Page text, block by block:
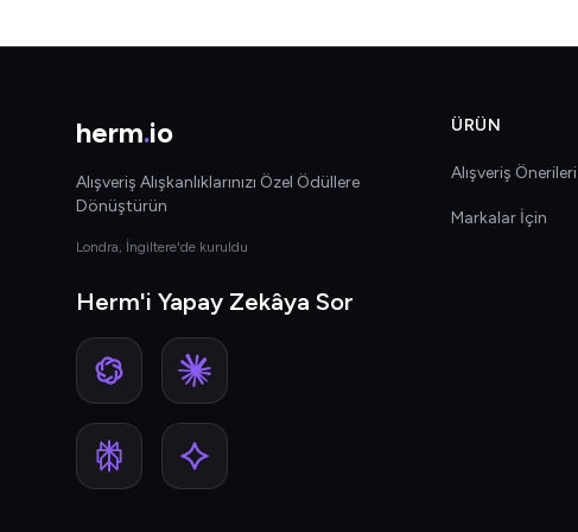
herm.io
Alışveriş Alışkanlıklarınızı Özel Ödüllere
Dönüştürün
Londra, İngiltere'de kuruldu
Herm'i Yapay Zekâya Sor
ÜRÜN
Alışveriş Önerileri
Markalar İçin